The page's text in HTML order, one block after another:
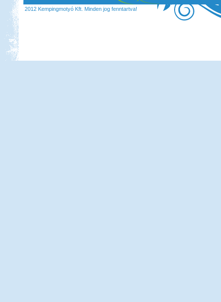
2012 Kempingmotyó Kft. Minden jog fenntartva!